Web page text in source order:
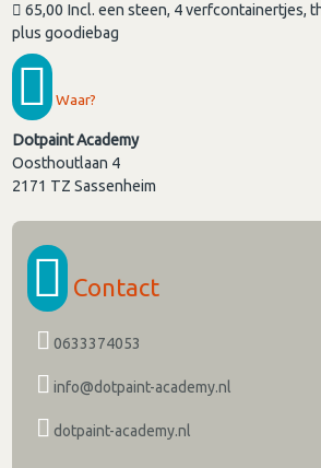
65,00 Incl. een steen, 4 verfcontainertjes,
plus goodiebag
Waar?
Dotpaint Academy
Oosthoutlaan 4
2171 TZ Sassenheim
Contact
0633374053
info@dotpaint-academy.nl
dotpaint-academy.nl